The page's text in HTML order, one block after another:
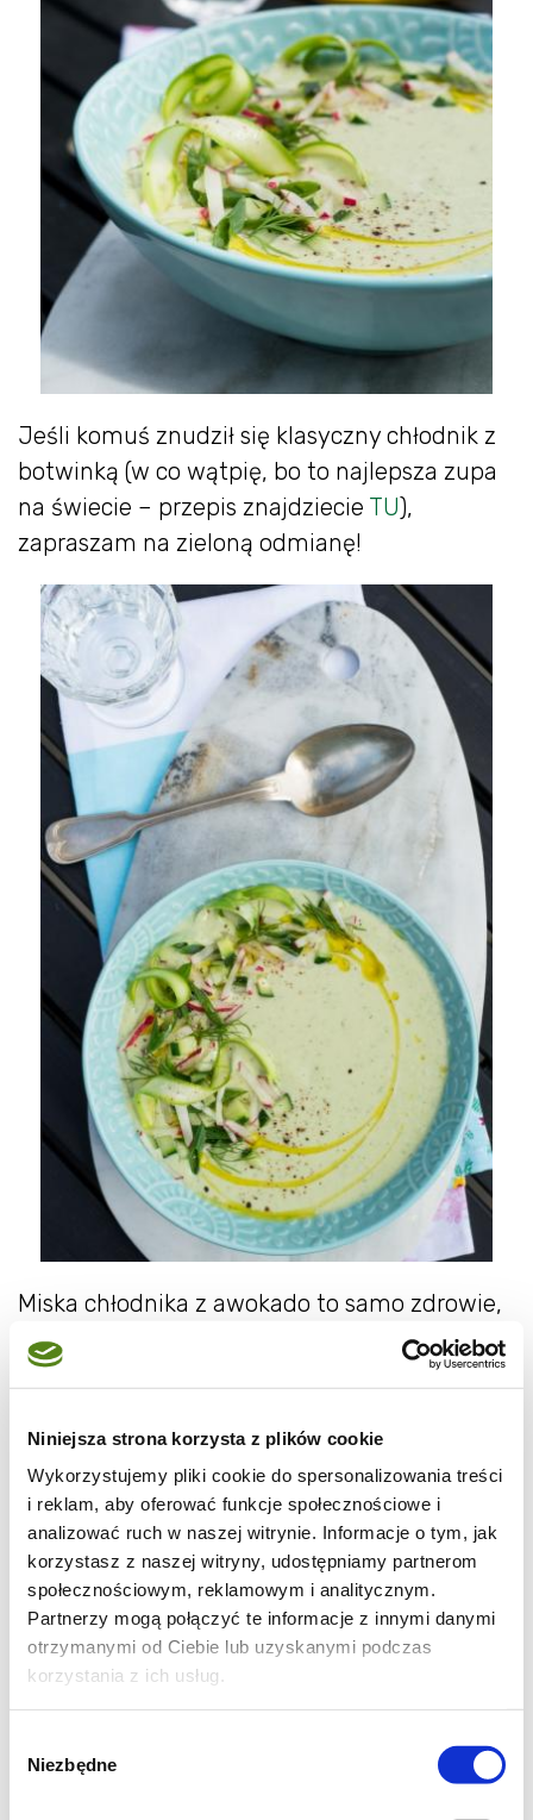
Niniejsza strona korzysta z plików cookie
Wykorzystujemy pliki cookie do spersonalizowania treści
i reklam, aby oferować funkcje społecznościowe i
analizować ruch w naszej witrynie. Informacje o tym, jak
korzystasz z naszej witryny, udostępniamy partnerom
społecznościowym, reklamowym i analitycznym.
Partnerzy mogą połączyć te informacje z innymi danymi
otrzymanymi od Ciebie lub uzyskanymi podczas
korzystania z ich usług.
zgody
Niezbędne
Jeśli komuś znudził się klasyczny chłodnik z
botwinką (w co wątpię, bo to najlepsza zupa
na świecie – przepis znajdziecie TU),
zapraszam na zieloną odmianę!
Miska chłodnika z awokado to samo zdrowie,
oprócz wspomnianego awokado, znajdziecie
w nim ogórek, trochę świeżej mięty, a nawet
wspaniały, orzeźwiający efekt!